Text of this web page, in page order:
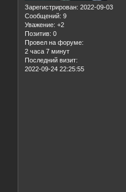
Зарегистрирован: 2022-09-03
Сообщений: 9
Уважение: +2
Позитив: 0
Провел на форуме:
2 часа 7 минут
Последний визит:
2022-09-24 22:25:55